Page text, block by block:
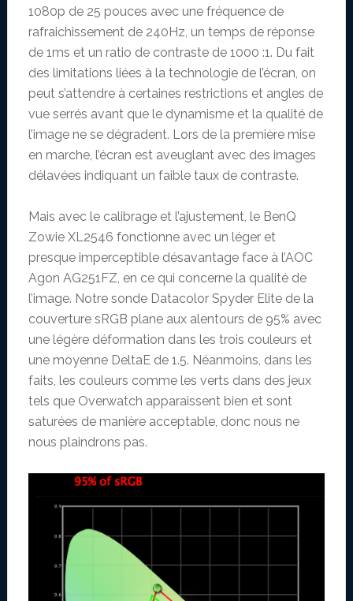
1080p de 25 pouces avec une fréquence de
rafraichissement de 240Hz, un temps de réponse
de 1ms et un ratio de contraste de 1000 :1. Du fait
des limitations liées à la technologie de l’écran, on
peut s’attendre à certaines restrictions et angles de
vue serrés avant que le dynamisme et la qualité de
l’image ne se dégradent. Lors de la première mise
en marche, l’écran est aveuglant avec des images
délavées indiquant un faible taux de contraste.
Mais avec le calibrage et l’ajustement, le BenQ
Zowie XL2546 fonctionne avec un léger et
presque imperceptible désavantage face à l’AOC
Agon AG251FZ, en ce qui concerne la qualité de
l’image. Notre sonde Datacolor Spyder Elite de la
couverture sRGB plane aux alentours de 95% avec
une légère déformation dans les trois couleurs et
une moyenne DeltaE de 1.5. Néanmoins, dans les
faits, les couleurs comme les verts dans des jeux
tels que Overwatch apparaissent bien et sont
saturées de manière acceptable, donc nous ne
nous plaindrons pas.